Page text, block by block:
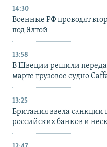
14:30
Военные РФ проводят
под Ялтой
13:58
В Швеции решили
марте грузовое судно
13:25
Британия ввела санкции
российских банков и